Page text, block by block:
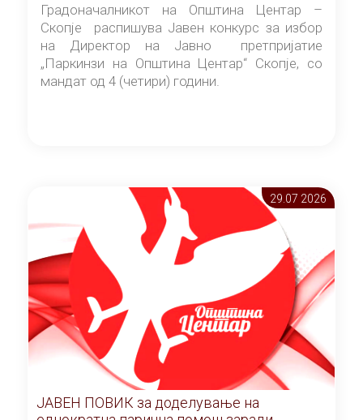
Градоначалникот на Општина Центар –
Скопје распишува Јавен конкурс за избор
на Директор на Јавно претпријатие
„Паркинзи на Општина Центар“ Скопје, со
мандат од 4 (четири) години.
29.07 2026
ЈАВЕН ПОВИК за доделување на